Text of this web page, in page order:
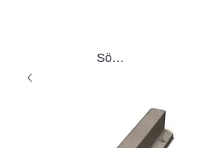
Sök produkter